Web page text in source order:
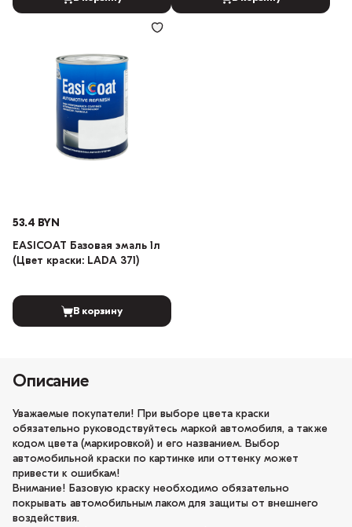
53.4 BYN
EASICOAT Базовая эмаль 1л
(Цвет краски: LADA 371)
В корзину
Описание
Уважаемые покупатели! При выборе цвета краски
обязательно руководствуйтесь маркой автомобиля, а также
кодом цвета (маркировкой) и его названием. Выбор
автомобильной краски по картинке или оттенку может
привести к ошибкам!
Внимание! Базовую краску необходимо обязательно
покрывать автомобильным лаком для защиты от внешнего
воздействия.